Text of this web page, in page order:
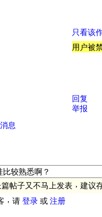
息
只看该
用户被
回复
举报
帖子又不马上发表 ， 建议
， 请登录或注册